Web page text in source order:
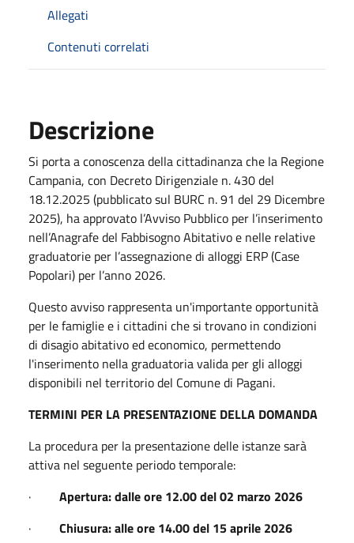
Allegati
Contenuti correlati
Descrizione
Si porta a conoscenza della cittadinanza che la Regione
Campania, con Decreto Dirigenziale n. 430 del
18.12.2025 (pubblicato sul BURC n. 91 del 29 Dicembre
2025), ha approvato l’Avviso Pubblico per l’inserimento
nell’Anagrafe del Fabbisogno Abitativo e nelle relative
graduatorie per l’assegnazione di alloggi ERP (Case
Popolari) per l’anno 2026.
Questo avviso rappresenta un'importante opportunità
per le famiglie e i cittadini che si trovano in condizioni
di disagio abitativo ed economico, permettendo
l'inserimento nella graduatoria valida per gli alloggi
disponibili nel territorio del Comune di Pagani.
TERMINI PER LA PRESENTAZIONE DELLA DOMANDA
La procedura per la presentazione delle istanze sarà
attiva nel seguente periodo temporale:
·
Apertura: dalle ore 12.00 del 02 marzo 2026
· Chiusura: alle ore 14.00 del 15 aprile 2026